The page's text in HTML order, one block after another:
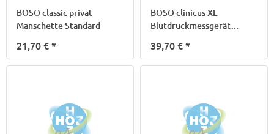
BOSO classic privat
Manschette Standard
21,70 €*
BOSO clinicus XL
Blutdruckmessgerät
39,70 €*